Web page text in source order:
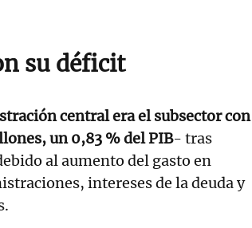
su déficit
central era el subsector con
un 0,83 % del PIB- tras
al aumento del gasto en
intereses de la deuda y